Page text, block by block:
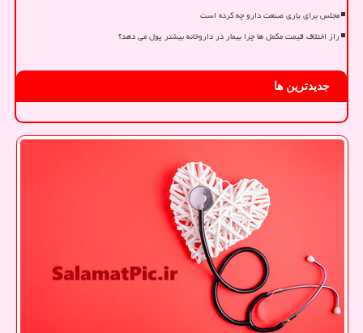
مجلس برای یاری صنعت دارو چه کرده است
راز اختلاف قیمت مکمل ها چرا بیمار در داروخانه بیشتر پول می دهد؟
جدیدترین ها